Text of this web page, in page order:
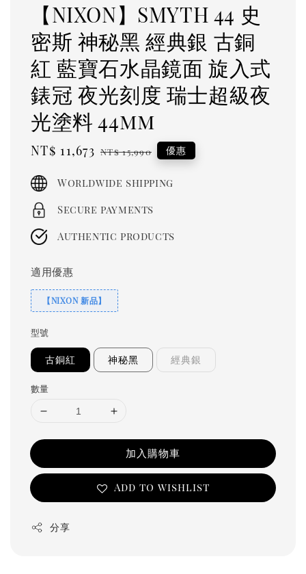
【NIXON】SMYTH 44 史
密斯 神秘黑 經典銀 古銅
紅 藍寶石水晶鏡面 旋入式
錶冠 夜光刻度 瑞士超級夜
光塗料 44mm
Sale
NT$ 11,673 Regular
NT$ 15,990 優惠
Worldwide shipping
Secure payments
Authentic products
適用優惠
【NIXON 新品】
型號
古銅紅 神秘黑 經典銀
數量
加入購物車
Add to wishlist
分享